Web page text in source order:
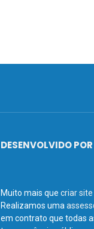
DESENVOLVIDO
Muito mais que criar site
Realizamos uma
em contrato que todas